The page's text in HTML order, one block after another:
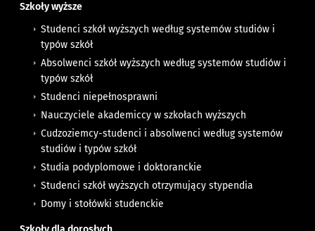
Szkoły wyższe
Studenci szkół wyższych według systemów studiów i
typów szkół
Absolwenci szkół wyższych według systemów studiów i
typów szkół
Studenci niepełnosprawni
Nauczyciele akademiccy w szkołach wyższych
Cudzoziemcy-studenci i absolwenci według systemów
studiów i typów szkół
Studia podyplomowe i doktoranckie
Studenci szkół wyższych otrzymujący stypendia
Domy i stołówki studenckie